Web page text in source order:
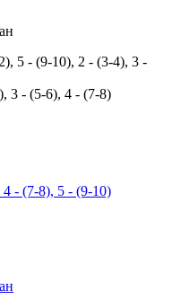
5 - (9-10), 2 - (3-4), 3 -
3 - (5-6), 4 - (7-8)
- (7-8), 5 - (9-10)